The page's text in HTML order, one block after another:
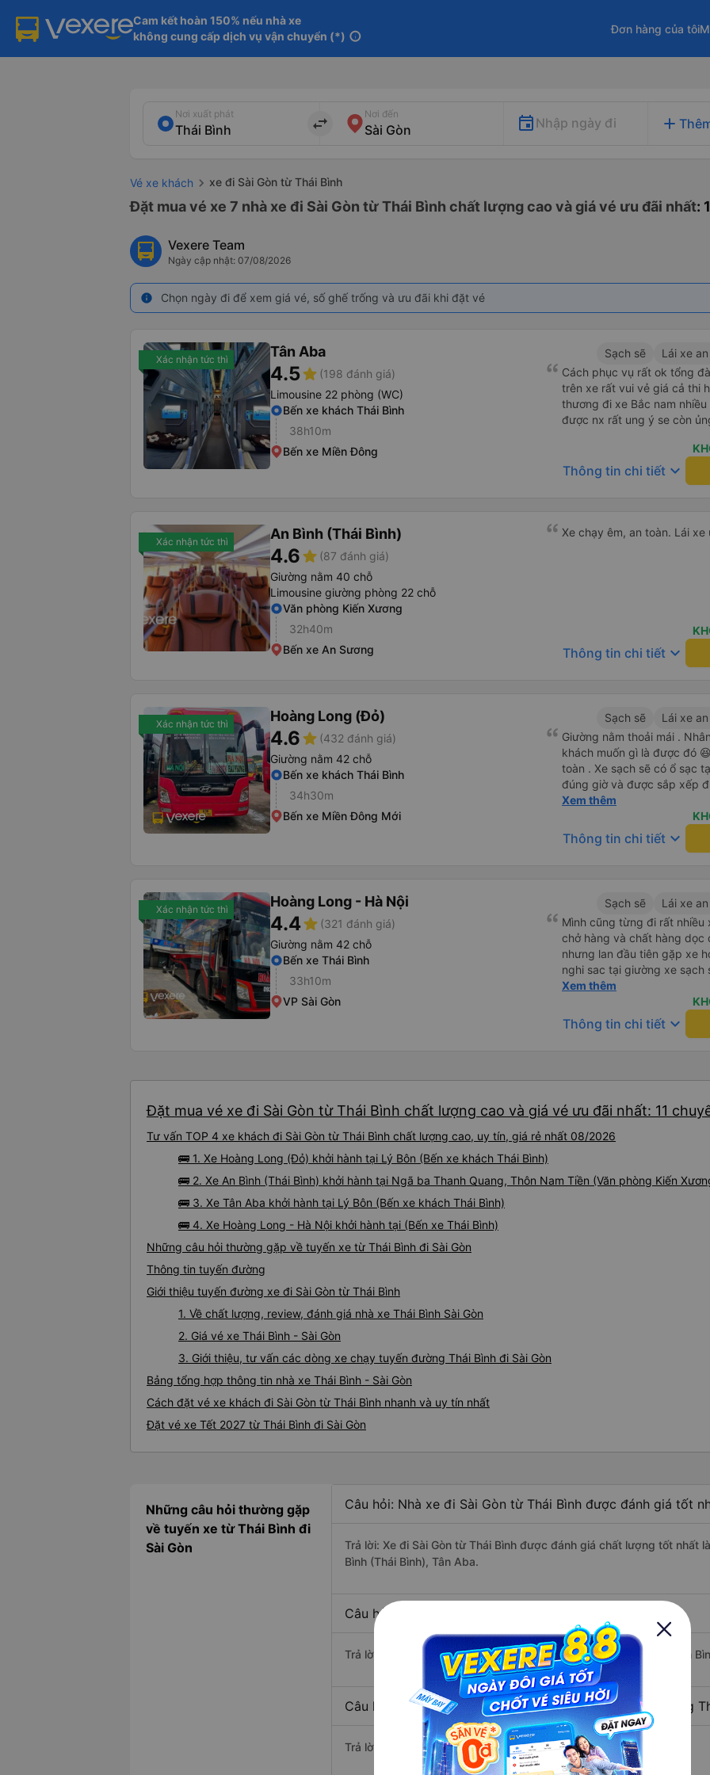
Cam kết hoàn 150% nếu nhà xe
không cung cấp dịch vụ vận chuyển (*) info
Đơn hàng của tôi
Nơi xuất phát
import_export
Nơi đến
Nhập ngày đi add
Vé xe khách xe đi Sài Gòn từ Thái Bình
Đặt mua vé xe 7 nhà xe đi Sài Gòn từ Thái Bình chất lượng cao và giá vé ưu đãi nhất:
Vexere Team
Ngày cập nhật: 07/08/2026
info Chọn ngày đi để xem giá vé, số ghế trống và ưu đãi khi đặt vé
Xác nhận tức thì Tân Aba
4.5star (198 đánh giá)
Limousine 22 phòng (WC)
Bến xe khách Thái Bình
38h10m
Bến xe Miền Đông
Sạch sẽ Lái xe
Cách phục vụ rất ok tổng
trên xe rất vui vẻ giá cả thi
thương đi xe Bắc nam
được nx rất ung ý se còn
Thông tin chi tiết keyboard_arrow_down
Xác nhận tức thì An Bình (Thái Bình)
4.6star (87 đánh giá)
Giường nằm 40 chỗ
Limousine giường phòng 22 chỗ
Văn phòng Kiến Xương
32h40m
Bến xe An Sương
Xe chạy êm, an toàn. Lái
Thông tin chi tiết keyboard_arrow_down
Xác nhận tức thì Hoàng Long (Đỏ)
4.6star (432 đánh giá)
Giường nằm 42 chỗ
Bến xe khách Thái Bình
34h30m
Bến xe Miền Đông Mới
Sạch sẽ Lái xe
Giường nằm thoải mái .
khách muốn gì là được đó
toàn . Xe sạch sẽ có ổ sạc
đúng giờ và được sắp xếp
cho hoàng long đỏ 👍
Xem thêm
Thông tin chi tiết keyboard_arrow_down
Xác nhận tức thì Hoàng Long - Hà Nội
4.4star (321 đánh giá)
Giường nằm 42 chỗ
Bến xe Thái Bình
33h10m
VP Sài Gòn
Sạch sẽ Lái xe
Mình cũng từng đi rất
chở hàng và chất hàng dọc
nhưng lan đầu tiên gặp xe
nghi sac tại giường xe sạch
tính sẽ con ung hô nhe
Xem thêm
Thông tin chi tiết keyboard_arrow_down
Đặt mua vé xe đi Sài Gòn từ Thái Bình chất lượng cao và giá vé ưu đãi nhất: 11
Tư vấn TOP 4 xe khách đi Sài Gòn từ Thái Bình chất lượng cao, uy tín, giá rẻ nhất 08/2026
🚌 1. Xe Hoàng Long (Đỏ) khởi hành tại Lý Bôn (Bến xe khách Thái Bình)
🚌 2. Xe An Bình (Thái Bình) khởi hành tại Ngã ba Thanh Quang, Thôn Nam Tiền (Văn phòng Kiến
🚌 3. Xe Tân Aba khởi hành tại Lý Bôn (Bến xe khách Thái Bình)
🚌 4. Xe Hoàng Long - Hà Nội khởi hành tại (Bến xe Thái Bình)
Những câu hỏi thường gặp về tuyến xe từ Thái Bình đi Sài Gòn
Thông tin tuyến đường
Giới thiệu tuyến đường xe đi Sài Gòn từ Thái Bình
1. Về chất lượng, review, đánh giá nhà xe Thái Bình Sài Gòn
2. Giá vé xe Thái Bình - Sài Gòn
3. Giới thiệu, tư vấn các dòng xe chạy tuyến đường Thái Bình đi Sài Gòn
Bảng tổng hợp thông tin nhà xe Thái Bình - Sài Gòn
Cách đặt vé xe khách đi Sài Gòn từ Thái Bình nhanh và uy tín nhất
Đặt vé xe Tết 2027 từ Thái Bình đi Sài Gòn
Những câu hỏi thường gặp
về tuyến xe từ Thái Bình đi
Sài Gòn
Câu hỏi: Nhà xe đi Sài Gòn từ Thái Bình được đánh giá tốt
Trả lời: Xe đi Sài Gòn từ Thái Bình được đánh giá chất lượng tốt nhất
Bình (Thái Bình), Tân Aba.
Câu hỏi: Xe nào đi Sài Gòn có giá rẻ nhất?
Trả lời: Vé xe rẻ nhất có mức giá là 1.000.000 đồng của nhà xe An
Câu hỏi: Có bao nhiêu nhà xe đang khai thác tuyến đường
Trả lời: Hiện tại có 4 nhà xe khai thác tuyến đường.